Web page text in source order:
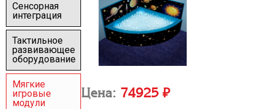
Сенсорная
интеграция
Тактильное
развивающее
оборудование
Мягкие
игровые
модули
Цена: 74925 ₽